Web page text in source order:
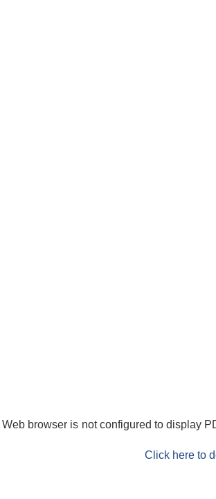
Web browser is not configured to display
Click here to